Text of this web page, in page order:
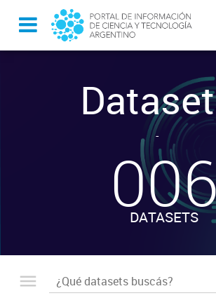
-
DATASETS